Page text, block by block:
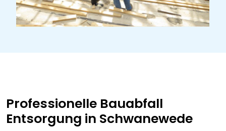
Professionelle Bauabfall
Entsorgung in Schwanewede